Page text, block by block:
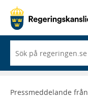
du
börjar
skriva
framträder
Pressmeddelande från